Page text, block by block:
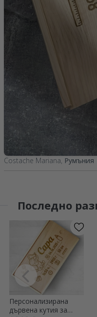
Costache Mariana, Румъния
Последно
Персонализирана
дървена кутия за